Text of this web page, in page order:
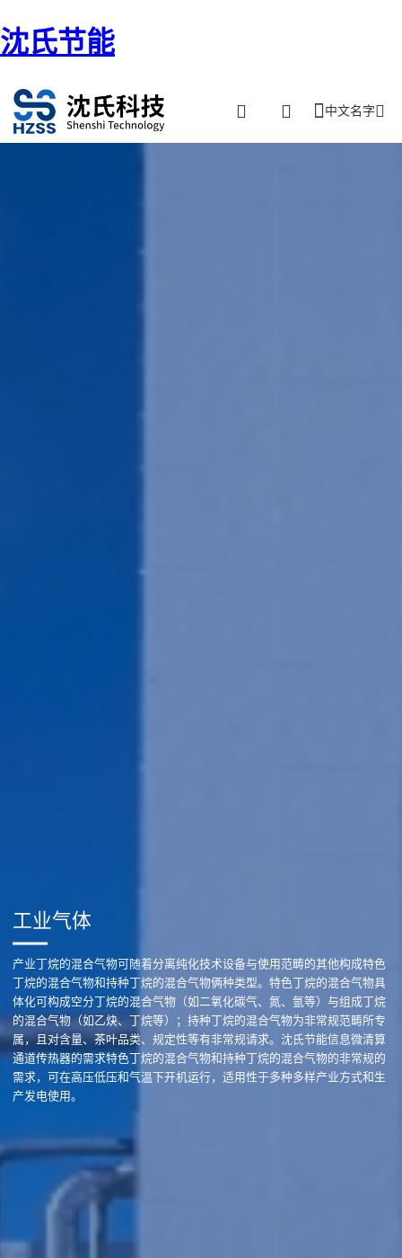
沈氏节能
中文名字
工业气体
产业丁烷的混合气物可随着分离纯化技术设备与使用范畴的其他构成特色
丁烷的混合气物和持种丁烷的混合气物俩种类型。特色丁烷的混合气物具
体化可构成空分丁烷的混合气物（如二氧化碳气、氮、氩等）与组成丁烷
的混合气物（如乙炔、丁烷等）；持种丁烷的混合气物为非常规范畴所专
属，且对含量、茶叶品类、规定性等有非常规请求。沈氏节能信息微清算
通道传热器的需求特色丁烷的混合气物和持种丁烷的混合气物的非常规的
需求，可在高压低压和气温下开机运行，适用性于多种多样产业方式和生
产发电使用。